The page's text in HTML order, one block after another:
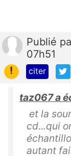
Publié
07h51
!
citer
taz067 a
et la
cd...qui
autant